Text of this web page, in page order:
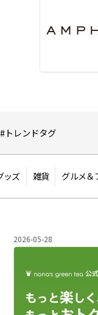
#トレンドタグ
ッズ 雑貨 グルメ＆
2026-05-28